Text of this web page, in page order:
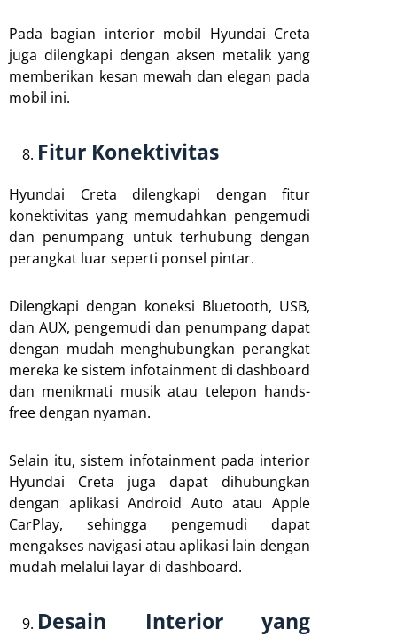
Pada bagian interior mobil Hyundai Creta
juga dilengkapi dengan aksen metalik yang
memberikan kesan mewah dan elegan pada
mobil ini.
Fitur Konektivitas
Hyundai Creta dilengkapi dengan fitur
konektivitas yang memudahkan pengemudi
dan penumpang untuk terhubung dengan
perangkat luar seperti ponsel pintar.
Dilengkapi dengan koneksi Bluetooth, USB,
dan AUX, pengemudi dan penumpang dapat
dengan mudah menghubungkan perangkat
mereka ke sistem infotainment di dashboard
dan menikmati musik atau telepon hands-
free dengan nyaman.
Selain itu, sistem infotainment pada interior
Hyundai Creta juga dapat dihubungkan
dengan aplikasi Android Auto atau Apple
CarPlay, sehingga pengemudi dapat
mengakses navigasi atau aplikasi lain dengan
mudah melalui layar di dashboard.
Desain Interior yang